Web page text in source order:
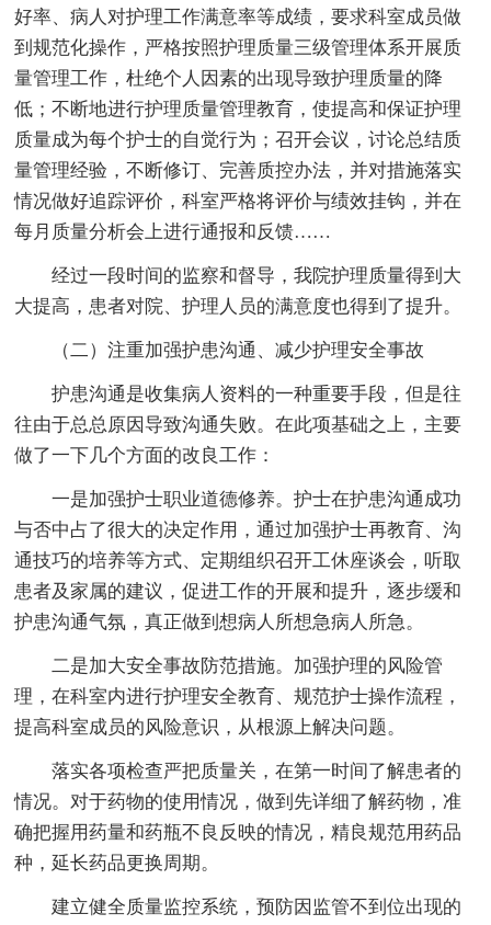
好率、病人对护理工作满意率等成绩，要求科室成员做
到规范化操作，严格按照护理质量三级管理体系开展质
量管理工作，杜绝个人因素的出现导致护理质量的降
低；不断地进行护理质量管理教育，使提高和保证护理
质量成为每个护士的自觉行为；召开会议，讨论总结质
量管理经验，不断修订、完善质控办法，并对措施落实
情况做好追踪评价，科室严格将评价与绩效挂钩，并在
每月质量分析会上进行通报和反馈……
经过一段时间的监察和督导，我院护理质量得到大
大提高，患者对院、护理人员的满意度也得到了提升。
（二）注重加强护患沟通、减少护理安全事故
护患沟通是收集病人资料的一种重要手段，但是往
往由于总总原因导致沟通失败。在此项基础之上，主要
做了一下几个方面的改良工作：
一是加强护士职业道德修养。护士在护患沟通成功
与否中占了很大的决定作用，通过加强护士再教育、沟
通技巧的培养等方式、定期组织召开工休座谈会，听取
患者及家属的建议，促进工作的开展和提升，逐步缓和
护患沟通气氛，真正做到想病人所想急病人所急。
二是加大安全事故防范措施。加强护理的风险管
理，在科室内进行护理安全教育、规范护士操作流程，
提高科室成员的风险意识，从根源上解决问题。
落实各项检查严把质量关，在第一时间了解患者的
情况。对于药物的使用情况，做到先详细了解药物，准
确把握用药量和药瓶不良反映的情况，精良规范用药品
种，延长药品更换周期。
建立健全质量监控系统，预防因监管不到位出现的